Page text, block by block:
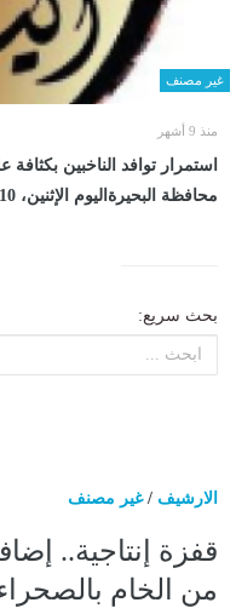
غير مصنف
منذ 9 أشهر
استمرار توافد الناخبين
محافظة البحيرةاليوم الإثنين، 10 نوفمبر 2025 07:21 مـ
بحث سريع:
الارشيف /غير مصنف
من الخام بالصحراء